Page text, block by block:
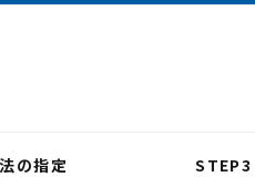
の指定